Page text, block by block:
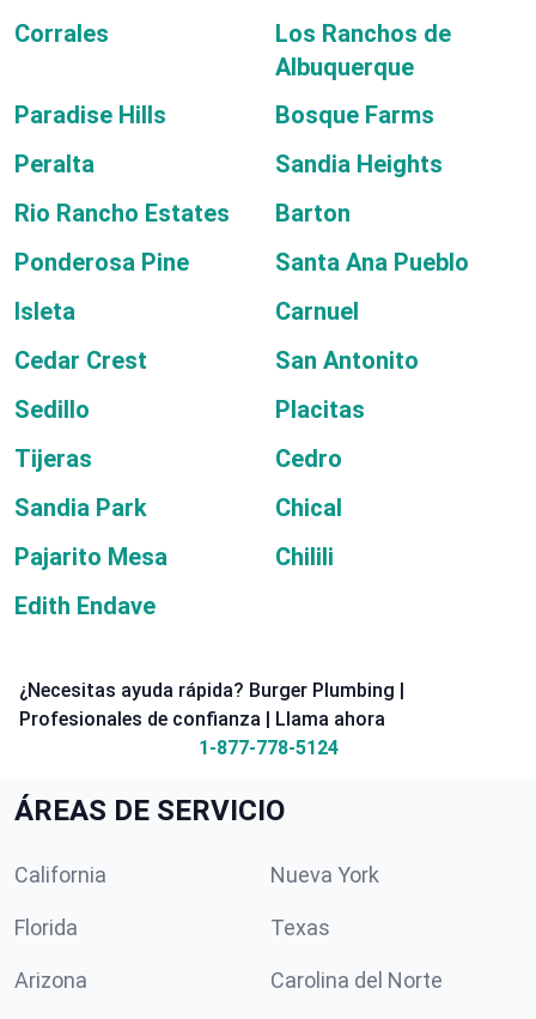
Corrales
Los Ranchos de
Albuquerque
Paradise Hills
Bosque Farms
Peralta
Sandia Heights
Rio Rancho Estates
Barton
Ponderosa Pine
Santa Ana Pueblo
Isleta
Carnuel
Cedar Crest
San Antonito
Sedillo
Placitas
Tijeras
Cedro
Sandia Park
Chical
Pajarito Mesa
Chilili
Edith Endave
¿Necesitas ayuda rápida? Burger Plumbing |
Profesionales de confianza | Llama ahora
1-877-778-5124
ÁREAS DE SERVICIO
California Nueva York
Florida Texas
Arizona Carolina del Norte